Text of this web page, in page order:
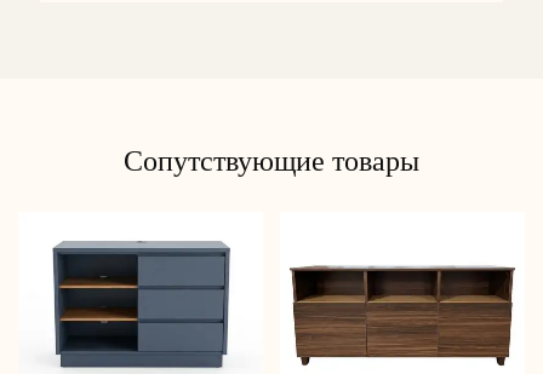
Сопутствующие товары